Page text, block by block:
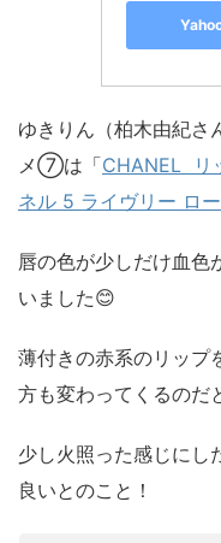
ゆきりん（柏木由紀さ
メ⑦は「CHANEL リ
ネル 5 ライヴリー ロ
唇の色が少しだけ血色
いました😊
薄付きの赤系のリップ
方も変わってくるのだ
少し火照った感じにし
良いとのこと！